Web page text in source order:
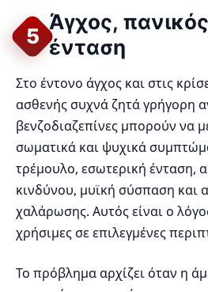
5
Άγχος,
ένταση
Στο έντονο άγχος και στις
ασθενής συχνά ζητά γρήγορη
βενζοδιαζεπίνες μπορούν να
σωματικά και ψυχικά
τρέμουλο, εσωτερική ένταση,
κινδύνου, μυϊκή σύσπαση και
χαλάρωσης. Αυτός είναι ο
χρήσιμες σε επιλεγμένες
Το πρόβλημα αρχίζει όταν η